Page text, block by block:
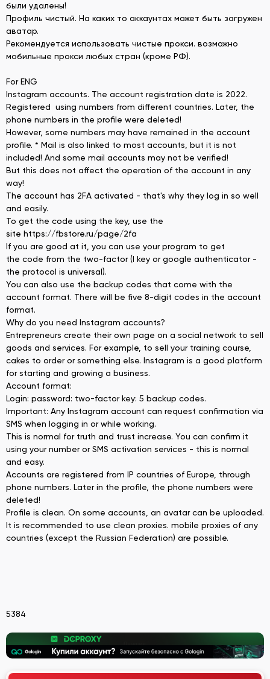
были удалены!
Профиль чистый. На каких то аккаунтах может быть загружен
аватар.
Рекомендуется использовать чистые прокси. возможно
мобильные прокси любых стран (кроме РФ).
For ENG
Instagram accounts. The account registration date is 2022.
Registered using numbers from different countries. Later, the
phone numbers in the profile were deleted!
However, some numbers may have remained in the account
profile. * Mail is also linked to most accounts, but it is not
included! And some mail accounts may not be verified!
But this does not affect the operation of the account in any
way!
The account has 2FA activated - that's why they log in so well
and easily.
To get the code using the key, use the
site https://fbstore.ru/page/2fa
If you are good at it, you can use your program to get
the code from the two-factor (I key or google authenticator -
the protocol is universal).
You can also use the backup codes that come with the
account format. There will be five 8-digit codes in the account
format.
Why do you need Instagram accounts?
Entrepreneurs create their own page on a social network to sell
goods and services. For example, to sell your training course,
cakes to order or something else. Instagram is a good platform
for starting and growing a business.
Account format:
Login: password: two-factor key: 5 backup codes.
Important: Any Instagram account can request confirmation via
SMS when logging in or while working.
This is normal for truth and trust increase. You can confirm it
using your number or SMS activation services - this is normal
and easy.
Accounts are registered from IP countries of Europe, through
phone numbers. Later in the profile, the phone numbers were
deleted!
Profile is clean. On some accounts, an avatar can be uploaded.
It is recommended to use clean proxies. mobile proxies of any
countries (except the Russian Federation) are possible.
5384